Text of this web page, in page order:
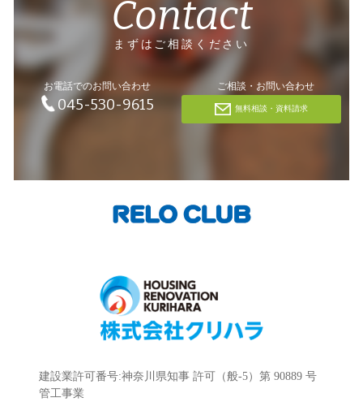
Contact
まずはご相談ください
お電話でのお問い合わせ
045-530-9615
ご相談・お問い合わせ
無料相談・資料請求
建設業許可番号:神奈川県知事 許可（般-5）第 90889 号
管工事業